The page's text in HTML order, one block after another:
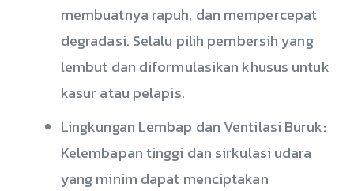
membuatnya rapuh, dan mempercepat
degradasi. Selalu pilih pembersih yang
lembut dan diformulasikan khusus untuk
kasur atau pelapis.
Lingkungan Lembap dan Ventilasi Buruk:
Kelembapan tinggi dan sirkulasi udara
yang minim dapat menciptakan